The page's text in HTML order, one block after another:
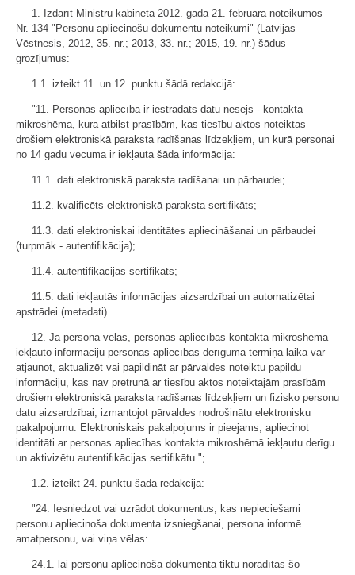
1. Izdarīt Ministru kabineta 2012. gada 21. februāra noteikumos
Nr. 134 "Personu apliecinošu dokumentu noteikumi" (Latvijas
Vēstnesis, 2012, 35. nr.; 2013, 33. nr.; 2015, 19. nr.) šādus
grozījumus:
1.1. izteikt 11. un 12. punktu šādā redakcijā:
"11. Personas apliecībā ir iestrādāts datu nesējs - kontakta
mikroshēma, kura atbilst prasībām, kas tiesību aktos noteiktas
drošiem elektroniskā paraksta radīšanas līdzekļiem, un kurā personai
no 14 gadu vecuma ir iekļauta šāda informācija:
11.1. dati elektroniskā paraksta radīšanai un pārbaudei;
11.2. kvalificēts elektroniskā paraksta sertifikāts;
11.3. dati elektroniskai identitātes apliecināšanai un pārbaudei
(turpmāk - autentifikācija);
11.4. autentifikācijas sertifikāts;
11.5. dati iekļautās informācijas aizsardzībai un automatizētai
apstrādei (metadati).
12. Ja persona vēlas, personas apliecības kontakta mikroshēmā
iekļauto informāciju personas apliecības derīguma termiņa laikā var
atjaunot, aktualizēt vai papildināt ar pārvaldes noteiktu papildu
informāciju, kas nav pretrunā ar tiesību aktos noteiktajām prasībām
drošiem elektroniskā paraksta radīšanas līdzekļiem un fizisko personu
datu aizsardzībai, izmantojot pārvaldes nodrošinātu elektronisku
pakalpojumu. Elektroniskais pakalpojums ir pieejams, apliecinot
identitāti ar personas apliecības kontakta mikroshēmā iekļautu derīgu
un aktivizētu autentifikācijas sertifikātu.";
1.2. izteikt 24. punktu šādā redakcijā:
"24. Iesniedzot vai uzrādot dokumentus, kas nepieciešami
personu apliecinoša dokumenta izsniegšanai, persona informē
amatpersonu, vai viņa vēlas:
24.1. lai personu apliecinošā dokumentā tiktu norādītas šo